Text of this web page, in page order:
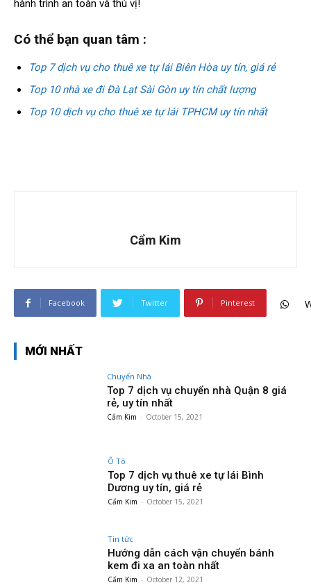
hành trình an toàn và thú vị!
Có thể bạn quan tâm :
Top 7 dịch vụ cho thuê xe tự lái Biên Hòa uy tín, giá rẻ
Top 10 nhà xe đi Đà Lạt Sài Gòn uy tín chất lượng
Top 10 dịch vụ cho thuê xe tự lái TPHCM uy tín nhất
Cẩm Kim
Facebook Twitter Pinterest
MỚI NHẤT
Chuyển Nhà
Top 7 dịch vụ chuyển nhà Quận 8 giá
rẻ, uy tín nhất
Cẩm Kim - October 15, 2021
Ô Tô
Top 7 dịch vụ thuê xe tự lái Bình
Dương uy tín, giá rẻ
Cẩm Kim - October 15, 2021
Tin tức
Hướng dẫn cách vận chuyển bánh
kem đi xa an toàn nhất
Cẩm Kim - October 12, 2021